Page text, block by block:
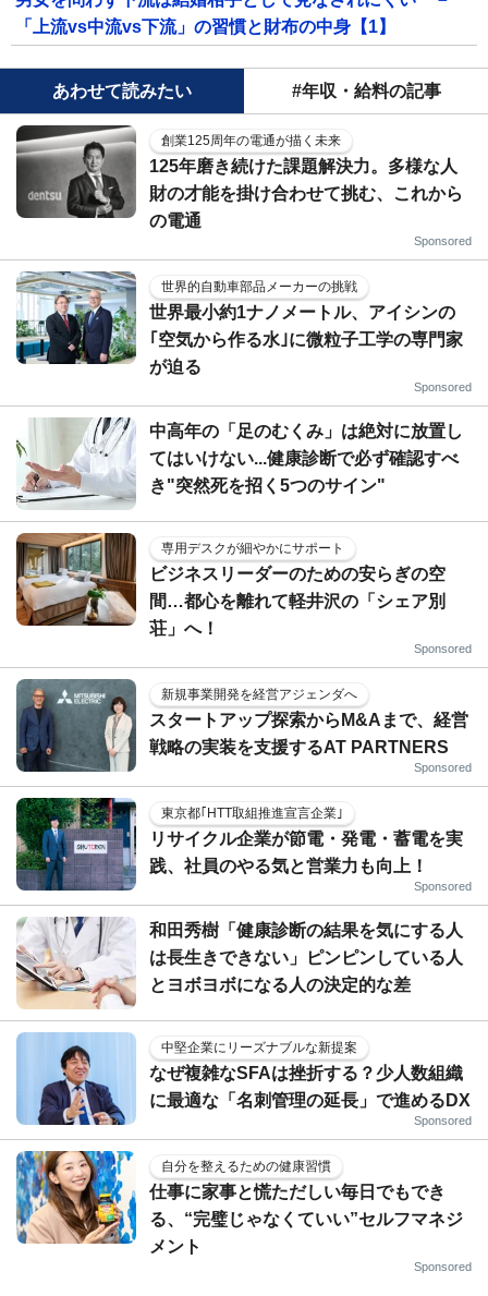
「上流vs中流vs下流」の習慣と財布の中身【1】
あわせて読みたい #年収・給料の記事
創業125周年の電通が描く未来
125年磨き続けた課題解決力。多様な人
財の才能を掛け合わせて挑む、これから
の電通
Sponsored
世界的自動車部品メーカーの挑戦
世界最小約1ナノメートル、アイシンの
｢空気から作る水｣に微粒子工学の専門家
が迫る
Sponsored
中高年の「足のむくみ」は絶対に放置し
てはいけない...健康診断で必ず確認すべ
き"突然死を招く5つのサイン"
専用デスクが細やかにサポート
ビジネスリーダーのための安らぎの空
間…都心を離れて軽井沢の「シェア別
荘」へ！
Sponsored
新規事業開発を経営アジェンダへ
スタートアップ探索からM&Aまで、経営
戦略の実装を支援するAT PARTNERS
Sponsored
東京都｢HTT取組推進宣言企業｣
リサイクル企業が節電・発電・蓄電を実
践、社員のやる気と営業力も向上！
Sponsored
和田秀樹「健康診断の結果を気にする人
は長生きできない」ピンピンしている人
とヨボヨボになる人の決定的な差
中堅企業にリーズナブルな新提案
なぜ複雑なSFAは挫折する？少人数組織
に最適な「名刺管理の延長」で進めるDX
Sponsored
自分を整えるための健康習慣
仕事に家事と慌ただしい毎日でもでき
る、“完璧じゃなくていい”セルフマネジ
メント
Sponsored